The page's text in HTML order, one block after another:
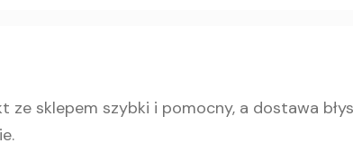
ze sklepem szybki i pomocny, a dostawa